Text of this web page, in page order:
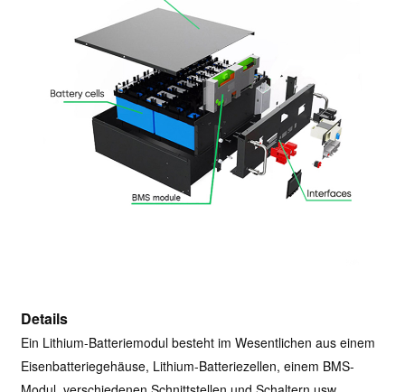
Details
Ein Lithium-Batteriemodul besteht im Wesentlichen aus einem
Eisenbatteriegehäuse, Lithium-Batteriezellen, einem BMS-